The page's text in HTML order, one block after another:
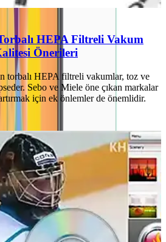
HEPA Filtreli Vakum
Önerileri
torbalı HEPA filtreli vakumlar, toz ve
Sebo ve Miele öne çıkan markalar
için ek önlemler de önemlidir.